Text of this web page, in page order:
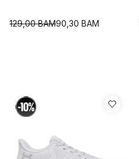
90,30 BAM
129,00BAM